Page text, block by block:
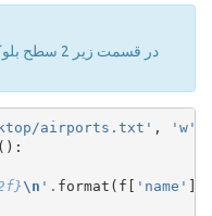
airports.txt' , 'w'
():
\n ' . format ( f 'name'